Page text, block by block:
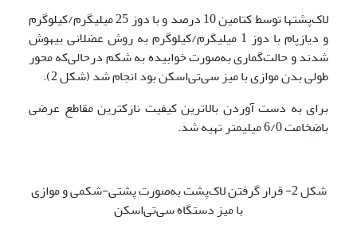
لاک‌پشت­ها توسط کتامین 10 درصد و با دوز 25 میلی­گرم/کیلوگرم
و دیازپام با دوز ‌1 میلی­گرم/کیلوگرم به روش عضلانی بیهوش
شدند و حالت‌گماری به‌صورت خوابیده به شکم درحالی‌که محور
طولی بدن موازی با میز سی‌تی‌اسکن بود انجام شد (شکل 2).
برای به دست آوردن بالاترین کیفیت نازک­ترین مقاطع عرضی
باضخامت 6/0 میلی­متر تهیه شد.
شکل 2- قرار گرفتن لاک‌پشت به‌صورت پشتی-شکمی و موازی
با میز دستگاه سی‌تی‌اسکن